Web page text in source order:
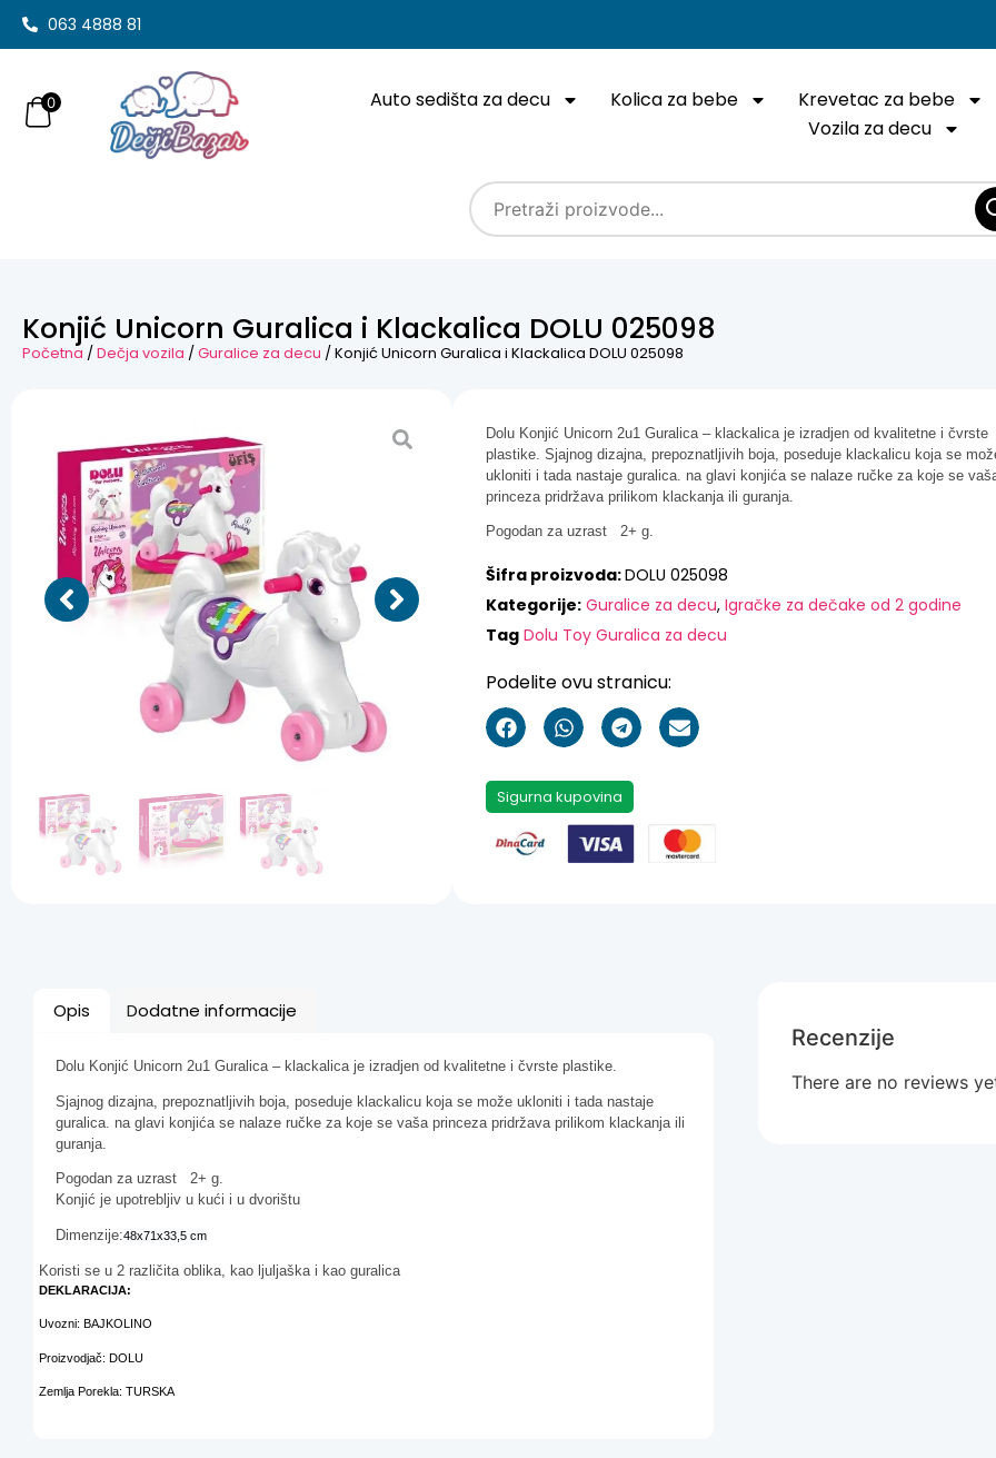
063 4888 81
Auto sedišta za decu Kolica za bebe
Krevetac za bebe
Vozila za decu
0
Konjić Unicorn Guralica i Klackalica DOLU 025098
Početna /Dečja vozila /Guralice za decu / Konjić Unicorn Guralica i Klackalica DOLU 025098
Dolu Konjić Unicorn 2u1 Guralica – klackalica je izradjen od kvalitetne i čvrste
plastike. Sjajnog dizajna, prepoznatljivih boja, poseduje klackalicu koja se
ukloniti i tada nastaje guralica. na glavi konjića se nalaze ručke za koje se
princeza pridržava prilikom klackanja ili guranja.
Pogodan za uzrast 2+ g.
Šifra proizvoda:DOLU 025098
Kategorije: Guralice za decu,Igračke za dečake od 2 godine
Tag Dolu Toy Guralica za decu
Podelite ovu stranicu:
Sigurna kupovina
Opis Dodatne informacije
Dolu Konjić Unicorn 2u1 Guralica – klackalica je izradjen od kvalitetne i čvrste plastike.
Sjajnog dizajna, prepoznatljivih boja, poseduje klackalicu koja se može ukloniti i tada nastaje
guralica. na glavi konjića se nalaze ručke za koje se vaša princeza pridržava prilikom klackanja ili
guranja.
Pogodan za uzrast 2+ g.
Konjić je upotrebljiv u kući i u dvorištu
Dimenzije:48x71x33,5 cm
Koristi se u 2 različita oblika, kao ljuljaška i kao guralica
DEKLARACIJA:
Uvozni: BAJKOLINO
Proizvodjač: DOLU
Zemlja Porekla: TURSKA
Recenzije
There are no reviews